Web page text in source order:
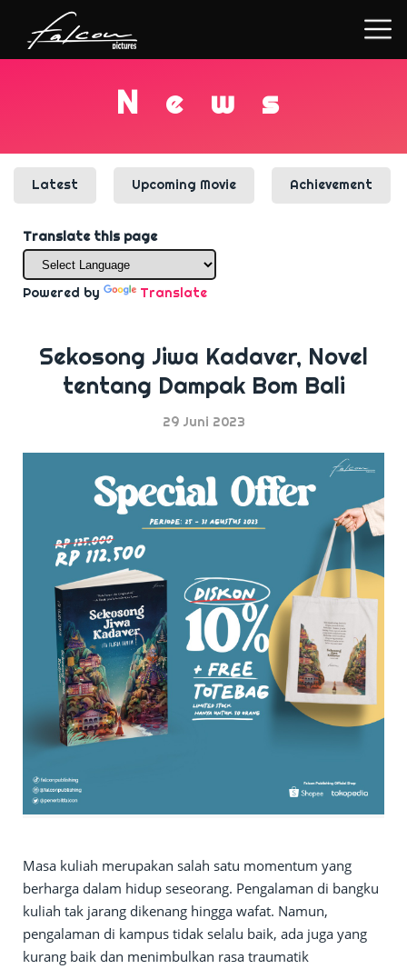
N e w s
Latest Upcoming Movie Achievement
Translate this page
Powered by Translate
Sekosong Jiwa Kadaver, Novel
tentang Dampak Bom Bali
29 Juni 2023
Masa kuliah merupakan salah satu momentum yang
berharga dalam hidup seseorang. Pengalaman di bangku
kuliah tak jarang dikenang hingga wafat. Namun,
pengalaman di kampus tidak selalu baik, ada juga yang
kurang baik dan menimbulkan rasa traumatik